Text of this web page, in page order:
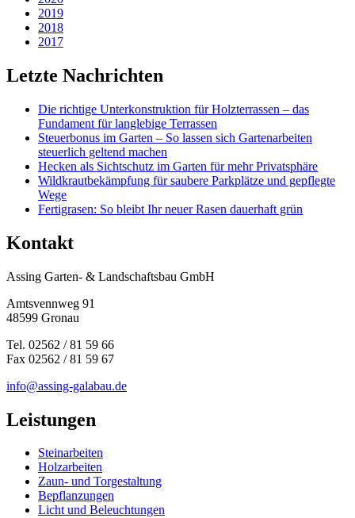
2019
2018
2017
Letzte Nachrichten
Die richtige Unterkonstruktion für Holzterrassen – das
Fundament für langlebige Terrassen
Steuerbonus im Garten – So lassen sich Gartenarbeiten
steuerlich geltend machen
Hecken als Sichtschutz im Garten für mehr Privatsphäre
Wildkrautbekämpfung für saubere Parkplätze und gepflegte
Wege
Fertigrasen: So bleibt Ihr neuer Rasen dauerhaft grün
Kontakt
Assing Garten- & Landschaftsbau GmbH
Amtsvennweg 91
48599 Gronau
Tel. 02562 / 81 59 66
Fax 02562 / 81 59 67
info@assing-galabau.de
Leistungen
Steinarbeiten
Holzarbeiten
Zaun- und Torgestaltung
Bepflanzungen
Licht und Beleuchtungen